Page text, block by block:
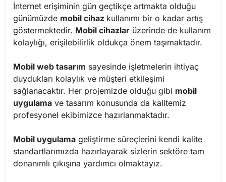
İnternet erişiminin gün geçtikçe artmakta olduğu
günümüzde mobil cihaz kullanımı bir o kadar artış
göstermektedir. Mobil cihazlar üzerinde de kullanım
kolaylığı, erişilebilirlik oldukça önem taşımaktadır.
Mobil web tasarım sayesinde işletmelerin ihtiyaç
duydukları kolaylık ve müşteri etkileşimi
sağlanacaktır. Her projemizde olduğu gibi mobil
uygulama ve tasarım konusunda da kalitemiz
profesyonel ekibimizce hazırlanmaktadır.
Mobil uygulama geliştirme süreçlerini kendi kalite
standartlarımızda hazırlayarak sizlerin sektöre tam
donanımlı çıkışına yardımcı olmaktayız.